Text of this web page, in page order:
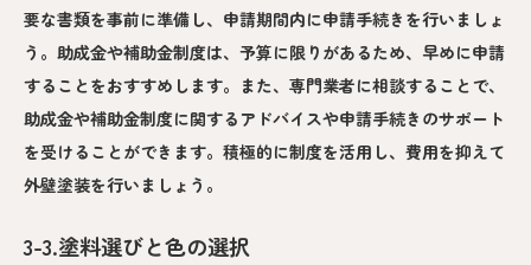
要な書類を事前に準備し、申請期間内に申請手続きを行いましょ
う。助成金や補助金制度は、予算に限りがあるため、早めに申請
することをおすすめします。また、専門業者に相談することで、
助成金や補助金制度に関するアドバイスや申請手続きのサポート
を受けることができます。積極的に制度を活用し、費用を抑えて
外壁塗装を行いましょう。
3-3.塗料選びと色の選択